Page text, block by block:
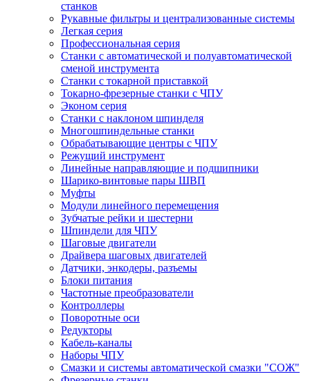
станков
Рукавные фильтры и централизованные системы
Легкая серия
Профессиональная серия
Станки с автоматической и полуавтоматической
сменой инструмента
Станки с токарной приставкой
Токарно-фрезерные станки с ЧПУ
Эконом серия
Станки с наклоном шпинделя
Многошпиндельные станки
Обрабатывающие центры с ЧПУ
Режущий инструмент
Линейные направляющие и подшипники
Шарико-винтовые пары ШВП
Муфты
Модули линейного перемещения
Зубчатые рейки и шестерни
Шпиндели для ЧПУ
Шаговые двигатели
Драйвера шаговых двигателей
Датчики, энкодеры, разъемы
Блоки питания
Частотные преобразователи
Контроллеры
Поворотные оси
Редукторы
Кабель-каналы
Наборы ЧПУ
Смазки и системы автоматической смазки "СОЖ"